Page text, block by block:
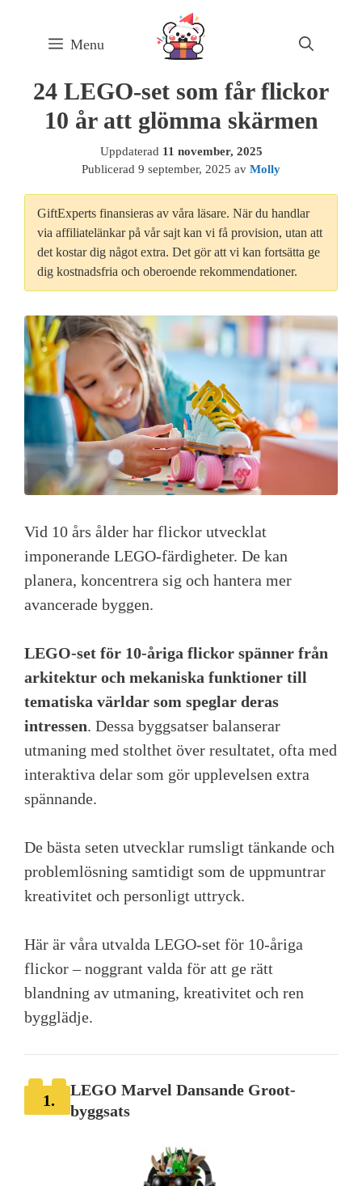
Menu
24 LEGO-set som får flickor
10 år att glömma skärmen
Uppdaterad 11 november, 2025
Publicerad 9 september, 2025 av Molly
GiftExperts finansieras av våra läsare. När du handlar
via affiliatelänkar på vår sajt kan vi få provision, utan att
det kostar dig något extra. Det gör att vi kan fortsätta ge
dig kostnadsfria och oberoende rekommendationer.
Vid 10 års ålder har flickor utvecklat
imponerande LEGO-färdigheter. De kan
planera, koncentrera sig och hantera mer
avancerade byggen.
LEGO-set för 10-åriga flickor spänner från
arkitektur och mekaniska funktioner till
tematiska världar som speglar deras
intressen. Dessa byggsatser balanserar
utmaning med stolthet över resultatet, ofta med
interaktiva delar som gör upplevelsen extra
spännande.
De bästa seten utvecklar rumsligt tänkande och
problemlösning samtidigt som de uppmuntrar
kreativitet och personligt uttryck.
Här är våra utvalda LEGO-set för 10-åriga
flickor – noggrant valda för att ge rätt
blandning av utmaning, kreativitet och ren
bygglädje.
1.
LEGO Marvel Dansande Groot-
byggsats